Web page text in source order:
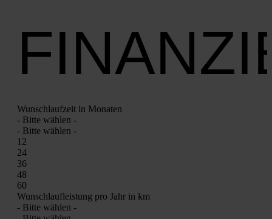
Wunsch­lauf­zeit in Mona­ten
- Bit­te wäh­len -
- Bit­te wäh­len -
12
24
36
48
60
Wunsch­lauf­leis­tung pro Jahr in km
- Bit­te wäh­len -